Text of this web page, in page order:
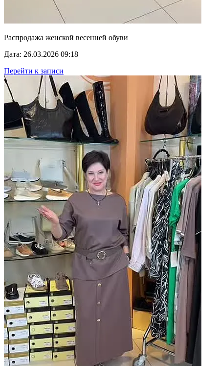
Распродажа женской весенней обуви
Дата: 26.03.2026 09:18
Перейти к записи